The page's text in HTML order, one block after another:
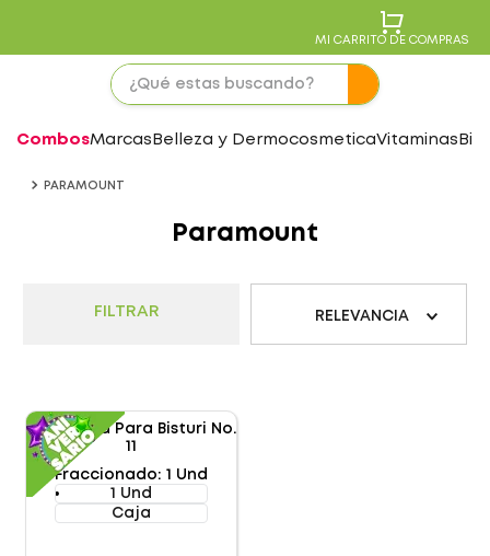
MI CARRITO DE COMPRAS
CombosMarcas Belleza y DermocosmeticaVitaminas
PARAMOUNT
Paramount
FILTRAR RELEVANCIA
Fraccionado:
1 Und
1 Und
Caja